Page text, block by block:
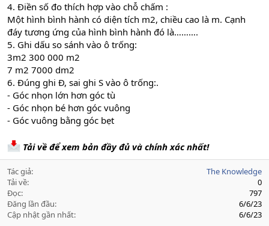
4. Điền số đo thích hợp vào chỗ chấm :
Một hình bình hành có diện tích m2, chiều cao là m. Cạnh
đáy tương ứng của hình bình hành đó là……….
5. Ghi dấu so sánh vào ô trống:
3m2 300 000 m2
7 m2 7000 dm2
6. Đúng ghi Đ, sai ghi S vào ô trống:.
- Góc nhọn lớn hơn góc tù
- Góc nhọn bé hơn góc vuông
- Góc vuông bằng góc bẹt
Tải về để xem bản đầy đủ và chính xác nhất!
Tác giả
The Knowledge
Tải về
0
Đọc
797
Đăng lần đầu
6/6/23
Cập nhật gần nhất
6/6/23